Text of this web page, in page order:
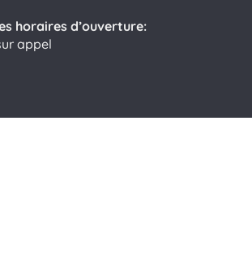
horaires d’ouverture:
appel